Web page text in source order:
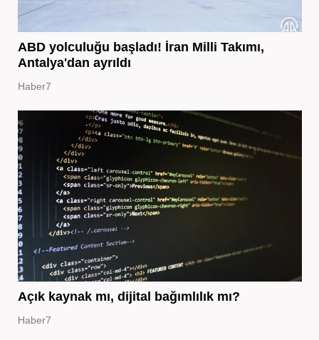
ABD yolculuğu başladı! İran Milli Takımı,
Antalya'dan ayrıldı
Haber7
Açık kaynak mı, dijital bağımlılık mı?
Haber7